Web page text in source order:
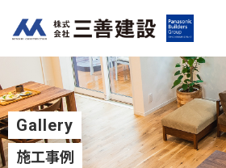
Gallery
施工事例